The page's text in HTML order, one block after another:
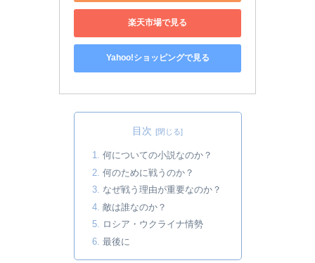
楽天市場で見る
Yahoo!ショッピングで見る
目次
何についての小説なのか？
何のために戦うのか？
なぜ戦う理由が重要なのか？
敵は誰なのか？
ロシア・ウクライナ情勢
最後に